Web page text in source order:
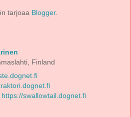
tarjoaa Blogger.
Finland
https://swallowtail.dognet.fi